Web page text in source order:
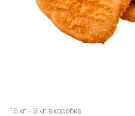
16 кг. - 9 кг. в коробке